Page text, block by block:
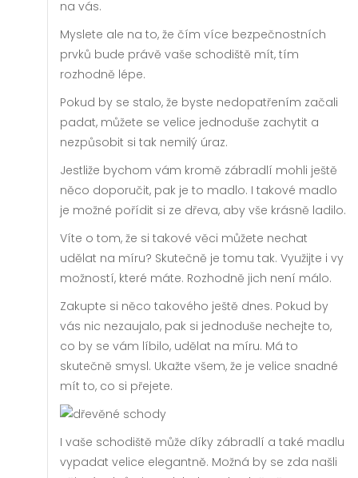
na vás.
Myslete ale na to, že čím více bezpečnostních
prvků bude právě vaše schodiště mít, tím
rozhodně lépe.
Pokud by se stalo, že byste nedopatřením začali
padat, můžete se velice jednoduše zachytit a
nezpůsobit si tak nemilý úraz.
Jestliže bychom vám kromě zábradlí mohli ještě
něco doporučit, pak je to madlo. I takové madlo
je možné pořídit si ze dřeva, aby vše krásně ladilo.
Víte o tom, že si takové věci můžete nechat
udělat na míru? Skutečně je tomu tak. Využijte i vy
možností, které máte. Rozhodně jich není málo.
Zakupte si něco takového ještě dnes. Pokud by
vás nic nezaujalo, pak si jednoduše nechejte to,
co by se vám líbilo, udělat na míru. Má to
skutečně smysl. Ukažte všem, že je velice snadné
mít to, co si přejete.
I vaše schodiště může díky zábradlí a také madlu
vypadat velice elegantně. Možná by se zda našli